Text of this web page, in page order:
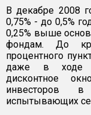
В декабре 2008
0,75% - до 0,5%
0,25% выше
фондам. До
процентного
даже в ходе
дисконтное
инвесторов в
испытывающих